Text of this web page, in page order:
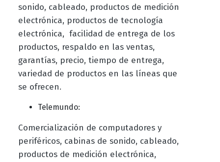
sonido, cableado, productos de medición
electrónica, productos de tecnología
electrónica, facilidad de entrega de los
productos, respaldo en las ventas,
garantías, precio, tiempo de entrega,
variedad de productos en las líneas que
se ofrecen.
Telemundo:
Comercialización de computadores y
periféricos, cabinas de sonido, cableado,
productos de medición electrónica,